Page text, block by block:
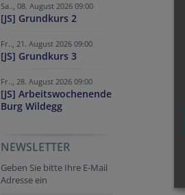
Sa.., 08. August 2026 09:00
[JS] Grundkurs 2
Fr.., 21. August 2026 09:00
[JS] Grundkurs 3
Fr.., 28. August 2026 09:00
[JS] Arbeitswochenende
Burg Wildegg
URL
URL
Homepage
Company website
Fax
Security token
Website
NEWSLETTER
Geben Sie bitte Ihre E-Mail
Adresse ein